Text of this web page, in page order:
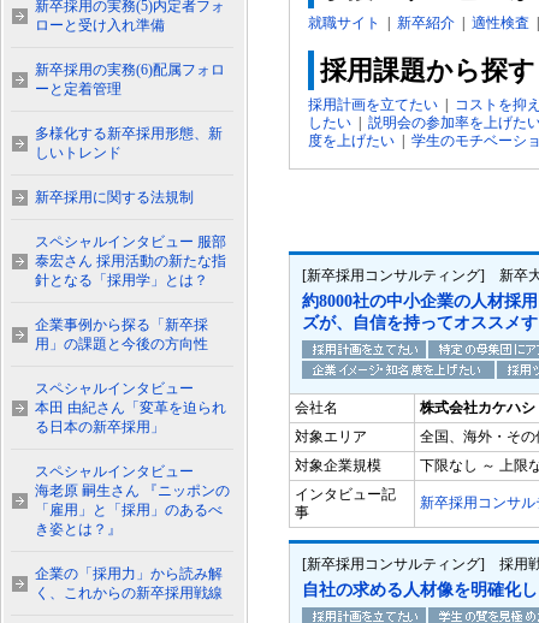
就職サイト 新卒紹介 適性検査
採用課題から探す
採用計画を立てたい
コストを抑
したい
説明会の参加率を上げた
度を上げたい
学生のモチベーシ
[新卒採用コンサルティング] 新卒
約8000社の中小企業の人材採
ズが、自信を持ってオススメ
会社名
株式会社カケハ
対象エリア
全国、海外・その
対象企業規模
下限なし ～ 上限
インタビュー記
事
新卒採用コンサル
[新卒採用コンサルティング] 採用
自社の求める人材像を明確化
新卒採用の実務(5)内定者フォ
ローと受け入れ準備
新卒採用の実務(6)配属フォロ
ーと定着管理
多様化する新卒採用形態、新
しいトレンド
新卒採用に関する法規制
スペシャルインタビュー 服部
泰宏さん 採用活動の新たな指
針となる「採用学」とは？
企業事例から探る「新卒採
用」の課題と今後の方向性
スペシャルインタビュー
本田 由紀さん「変革を迫られ
る日本の新卒採用」
スペシャルインタビュー
海老原 嗣生さん 『ニッポンの
「雇用」と「採用」のあるべ
き姿とは？』
企業の「採用力」から読み解
く、これからの新卒採用戦線